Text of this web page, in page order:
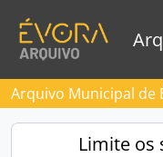
Arquivo Municipal de
Limite os